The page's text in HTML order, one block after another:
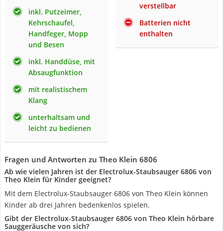
inkl. Putzeimer,
Kehrschaufel,
Handfeger, Mopp
und Besen
inkl. Handdüse, mit
Absaugfunktion
mit realistischem
Klang
unterhaltsam und
leicht zu bedienen
verstellbar
Batterien nicht
enthalten
Fragen und Antworten zu Theo Klein 6806
Ab wie vielen Jahren ist der Electrolux-Staubsauger 6806 von
Theo Klein für Kinder geeignet?
Mit dem Electrolux-Staubsauger 6806 von Theo Klein können
Kinder ab drei Jahren bedenkenlos spielen.
Gibt der Electrolux-Staubsauger 6806 von Theo Klein hörbare
Sauggeräusche von sich?